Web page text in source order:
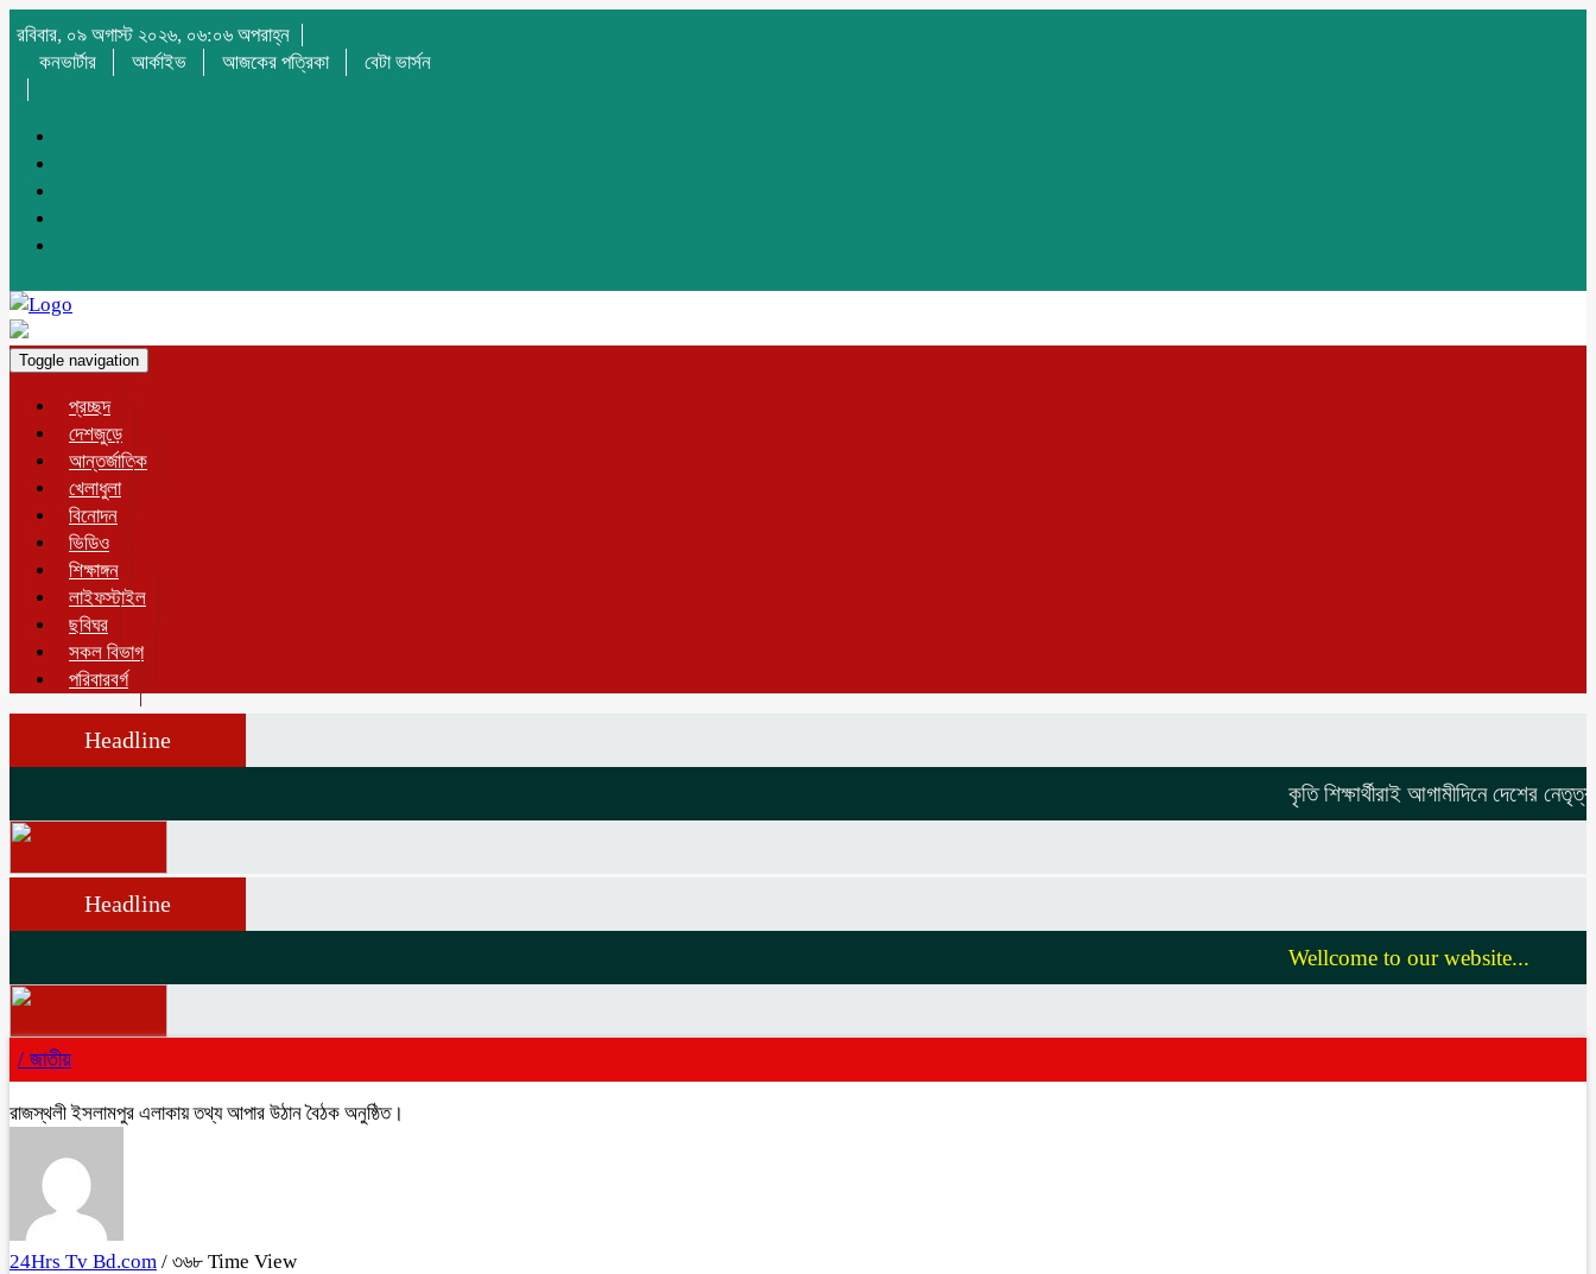
রবিবার, ০৯ অগাস্ট ২০২৬, ০৬:০৬ অপরাহ্ন
কনভার্টার
আর্কাইভ আজকের পত্রিকা বেটা ভার্সন
Toggle navigation
প্রচ্ছদ
দেশজুড়ে
আন্তর্জাতিক
খেলাধুলা
বিনোদন
ভিডিও
শিক্ষাঙ্গন
লাইফস্টাইল
ছবিঘর
সকল বিভাগ
পরিবারবর্গ
Headline
কৃতি শিক্ষার্থীরাই আগামীদিনে দেশের নেতৃত্ব
Headline
Wellcome to our website...
/ জাতীয়
রাজস্থলী ইসলামপুর এলাকায় তথ্য আপার উঠান বৈঠক অনুষ্ঠিত।
24Hrs Tv Bd.com / ৩৬৮ Time View